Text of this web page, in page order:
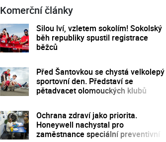
Komerční články
Silou lví, vzletem sokolím! Sokolský
běh republiky spustil registrace
běžců
Před Šantovkou se chystá velkolepý
sportovní den. Představí se
pětadvacet olomouckých klubů
Ochrana zdraví jako priorita.
Honeywell nachystal pro
zaměstnance speciální preventivní